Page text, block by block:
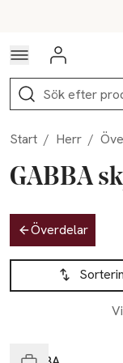
Hoppa till
Logga in
Sök
Start / Herr /
GABBA
Hoppa till
Överdelar
Hoppa till
Lista över produkter